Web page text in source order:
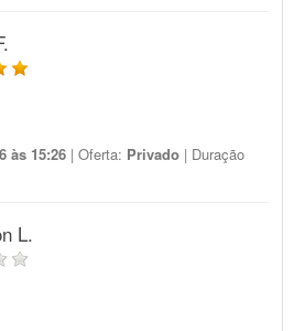
às 15:26 | Oferta: Privado | Duração
L.